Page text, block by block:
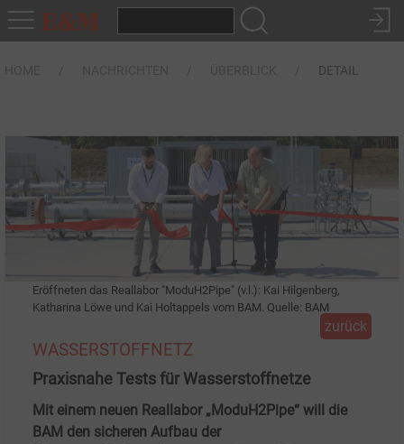
DETAIL
Eröffneten das Reallabor "ModuH2Pipe" (v.l.): Kai Hilgenberg,
Katharina Löwe und Kai Holtappels vom BAM. Quelle: BAM
zurück
WASSERSTOFFNETZ
Praxisnahe Tests für Wasserstoffnetze
Mit einem neuen Reallabor „ModuH2Pipe“ will die
BAM den sicheren Aufbau der